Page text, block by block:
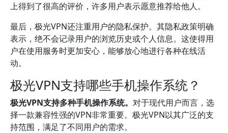
上得到了很高的评价，许多用户表示愿意推荐给他人。
最后，极光VPN还注重用户的隐私保护。其隐私政策明确
表示，绝不会记录用户的浏览历史或个人信息。这使得用
户在使用服务时更加安心，能够放心地进行各种在线活
动。
极光VPN支持哪些手机操作系统？
极光VPN支持多种手机操作系统。 对于现代用户而言，选
择一款兼容性强的VPN非常重要。极光VPN以其广泛的支
持范围，满足了不同用户的需求。